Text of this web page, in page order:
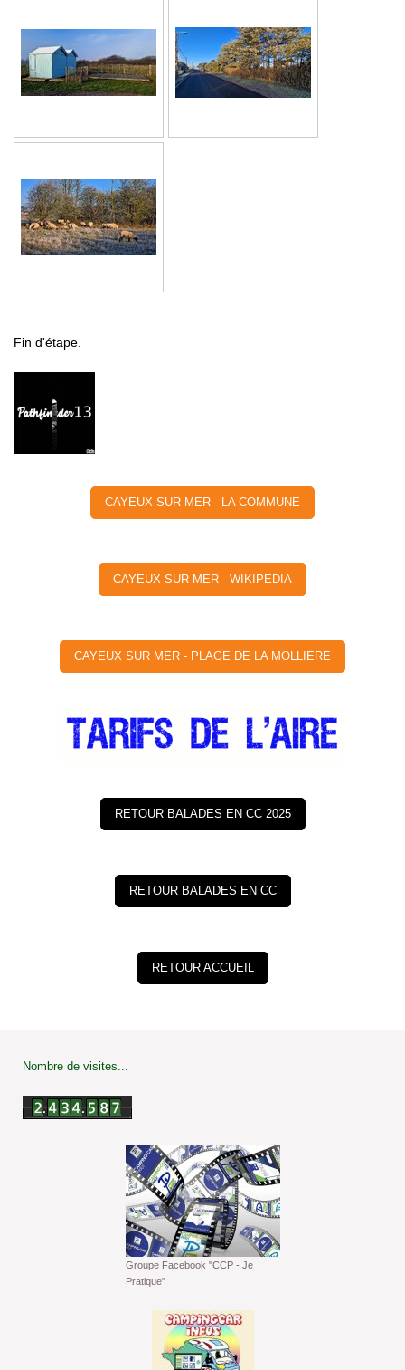
Fin d'étape.
CAYEUX SUR MER - LA COMMUNE
CAYEUX SUR MER - WIKIPEDIA
CAYEUX SUR MER - PLAGE DE LA MOLLIERE
RETOUR BALADES EN CC 2025
RETOUR BALADES EN CC
RETOUR ACCUEIL
Nombre de visites...
Groupe Facebook "CCP - Je
Pratique"